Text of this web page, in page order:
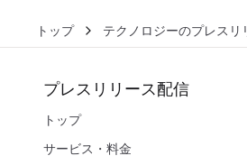
トップ テクノロジーのプレスリ
プレスリリース配信
トップ
サービス・料金